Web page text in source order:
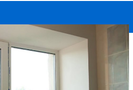
ежедневно, 9-21